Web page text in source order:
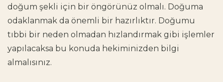
doğum şekli için bir öngörünüz olmalı. Doğuma
odaklanmak da önemli bir hazırlıktır. Doğumu
tıbbi bir neden olmadan hızlandırmak gibi işlemler
yapılacaksa bu konuda hekiminizden bilgi
almalısınız.